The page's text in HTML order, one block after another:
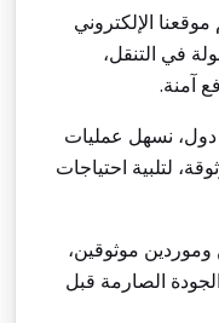
الإلكتروني
في التنقل،
آمنة.
نسهل عمليات
لتلبية احتياجات
موثوقين،
الصارمة قبل